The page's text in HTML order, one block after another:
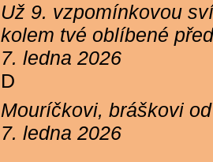
Už 9. vzpomínkovou
kolem tvé oblíbené
7. ledna 2026
D
Mouríčkovi, bráškovi
7. ledna 2026